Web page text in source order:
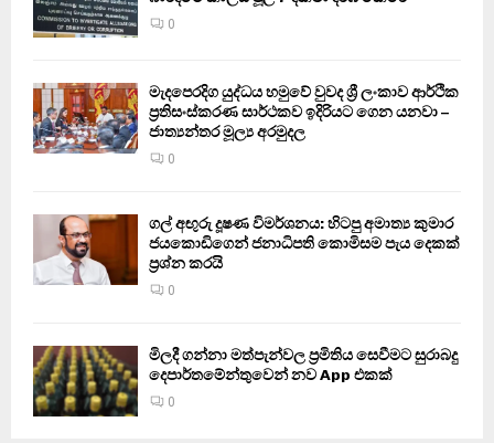
0
මැදපෙරදිග යුද්ධය හමුවේ වුවද ශ්‍රී ලංකාව ආර්ථික
ප්‍රතිසංස්කරණ සාර්ථකව ඉදිරියට ගෙන යනවා –
ජාත්‍යන්තර මූල්‍ය අරමුදල
0
ගල් අඟුරු දූෂණ විමර්ශනය: හිටපු අමාත්‍ය කුමාර
ජයකොඩිගෙන් ජනාධිපති කොමිසම පැය දෙකක්
ප්‍රශ්න කරයි
0
මිලදී ගන්නා මත්පැන්වල ප්‍රමිතිය සෙවීමට සුරාබදු
දෙපාර්තමේන්තුවෙන් නව App එකක්
0